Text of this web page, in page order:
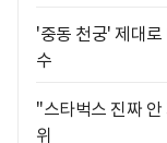
'중동 천궁' 제대
수
"스타벅스 진짜
위